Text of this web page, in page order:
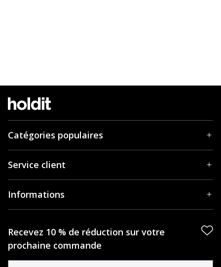
Catégories populaires
Service client
Informations
Recevez 10 % de réduction sur votre
prochaine commande